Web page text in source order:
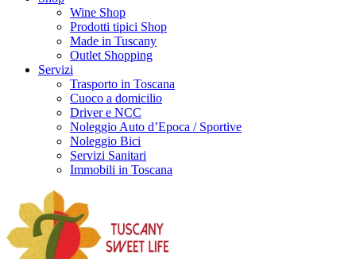
Wine Shop
Prodotti tipici Shop
Made in Tuscany
Outlet Shopping
Servizi
Trasporto in Toscana
Cuoco a domicilio
Driver e NCC
Noleggio Auto d’Epoca / Sportive
Noleggio Bici
Servizi Sanitari
Immobili in Toscana